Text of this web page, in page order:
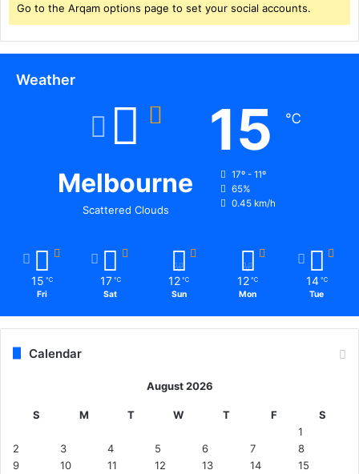
Go to the Arqam options page to set your social accounts.
Weather
Melbourne
Scattered Clouds
15 ℃
17º - 11º
65%
0.45 km/h
15 ℃
Fri
17 ℃
Sat
12 ℃
Sun
12 ℃
Mon
14 ℃
Tue
Calendar
August 2026
S M T W T F
S
1
2
3 4 5 6 7
8
9
10 11 12 13 14
15